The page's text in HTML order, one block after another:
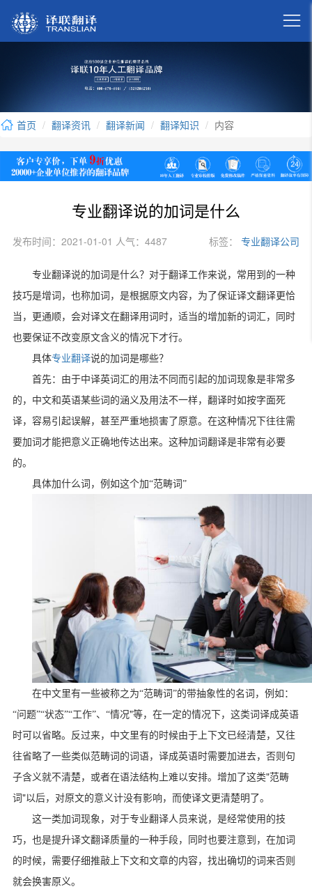

首页 翻译资讯 翻译新闻 翻译知识 内容
专业翻译说的加词是什么
发布时间：2021-01-01 人气：4487 标签： 专业翻译公司
专业翻译说的加词是什么？对于翻译工作来说，常用到的一种
技巧是增词，也称加词，是根据原文内容，为了保证译文翻译更恰
当，更通顺，会对译文在翻译用词时，适当的增加新的词汇，同时
也要保证不改变原文含义的情况下才行。
具体专业翻译说的加词是哪些？
首先：由于中译英词汇的用法不同而引起的加词现象是非常多
的，中文和英语某些词的涵义及用法不一样，翻译时如按字面死
译，容易引起误解，甚至严重地损害了原意。在这种情况下往往需
要加词才能把意义正确地传达出来。这种加词翻译是非常有必要
的。
具体加什么词，例如这个加“范畴词”
在中文里有一些被称之为“范畴词”的带抽象性的名词，例如：
“问题”“状态”“工作”、“情况"等，在一定的情况下，这类词译成英语
时可以省略。反过来，中文里有的时候由于上下文已经清楚，又往
往省略了一些类似范畴词的词语，译成英语时需要加进去，否则句
子含义就不清楚，或者在语法结构上难以安排。增加了这类"范畴
词 "以后，对原文的意义计没有影响，而使译文更清楚明了。
这一类加词现象，对于专业翻译人员来说，是经常使用的技
巧，也是提升译文翻译质量的一种手段，同时也要注意到，在加词
的时候，需要仔细推敲上下文和文章的内容，找出确切的词来否则
就会换害原义。